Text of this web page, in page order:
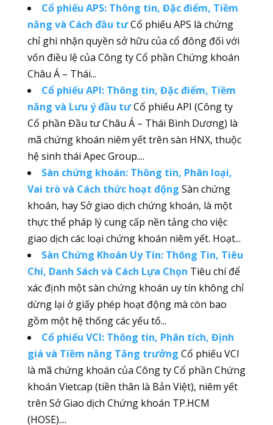
Cổ phiếu APS: Thông tin, Đặc điểm, Tiềm
năng và Cách đầu tưCổ phiếu APS là chứng
chỉ ghi nhận quyền sở hữu của cổ đông đối với
vốn điều lệ của Công ty Cổ phần Chứng khoán
Châu Á – Thái...
Cổ phiếu API: Thông tin, Đặc điểm, Tiềm
năng và Lưu ý đầu tưCổ phiếu API (Công ty
Cổ phần Đầu tư Châu Á – Thái Bình Dương) là
mã chứng khoán niêm yết trên sàn HNX, thuộc
hệ sinh thái Apec Group....
Sàn chứng khoán: Thông tin, Phân loại,
Vai trò và Cách thức hoạt động Sàn chứng
khoán, hay Sở giao dịch chứng khoán, là một
thực thể pháp lý cung cấp nền tảng cho việc
giao dịch các loại chứng khoán niêm yết. Hoạt...
Sàn Chứng Khoán Uy Tín: Thông Tin, Tiêu
Chí, Danh Sách và Cách Lựa Chọn Tiêu chí để
xác định một sàn chứng khoán uy tín không chỉ
dừng lại ở giấy phép hoạt động mà còn bao
gồm một hệ thống các yếu tố...
Cổ phiếu VCI: Thông tin, Phân tích, Định
giá và Tiềm năng Tăng trưởng Cổ phiếu VCI
là mã chứng khoán của Công ty Cổ phần Chứng
khoán Vietcap (tiền thân là Bản Việt), niêm yết
trên Sở Giao dịch Chứng khoán TP.HCM
(HOSE)....